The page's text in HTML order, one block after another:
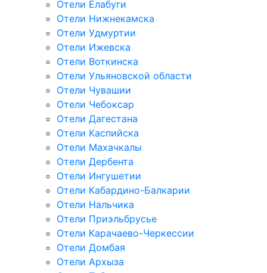
Отели Елабуги
Отели Нижнекамска
Отели Удмуртии
Отели Ижевска
Отели Воткинска
Отели Ульяновской области
Отели Чувашии
Отели Чебоксар
Отели Дагестана
Отели Каспийска
Отели Махачкалы
Отели Дербента
Отели Ингушетии
Отели Кабардино-Балкарии
Отели Нальчика
Отели Приэльбрусье
Отели Карачаево-Черкессии
Отели Домбая
Отели Архыза